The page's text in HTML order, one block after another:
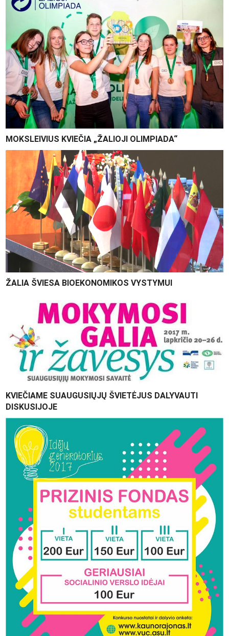
MOKSLEIVIUS KVIEČIA „ŽALIOJI OLIMPIADA“
ŽALIA ŠVIESA BIOEKONOMIKOS VYSTYMUI
KVIEČIAME SUAUGUSIŲJŲ ŠVIETĖJUS DALYVAUTI
DISKUSIJOJE